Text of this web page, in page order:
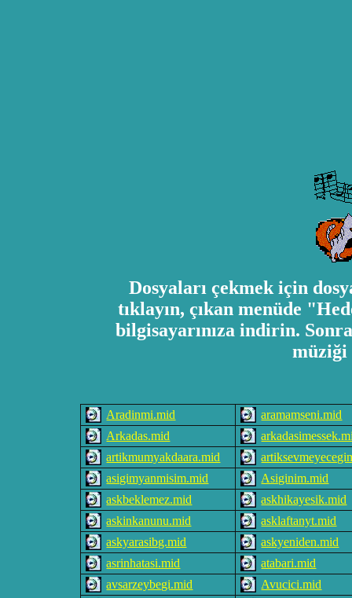
Dosyaları çekmek için
tıklayın, çıkan menüde
bilgisayarınıza indirin.
Aradinmi.mid
aramamseni.mid
Arkadas.mid
artikmumyakdaara.mid
asigimyanmisim.mid
Asiginim.mid
askbeklemez.mid
askhikayesik.mid
askinkanunu.mid
asklaftanyt.mid
askyarasibg.mid
askyeniden.mid
asrinhatasi.mid
atabari.mid
avsarzeybegi.mid
Avucici.mid